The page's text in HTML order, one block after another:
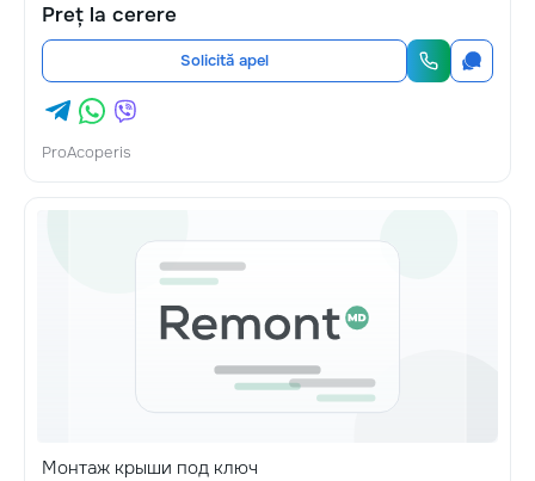
Preț la cerere
Solicită apel
ProAcoperis
Монтаж крыши под ключ